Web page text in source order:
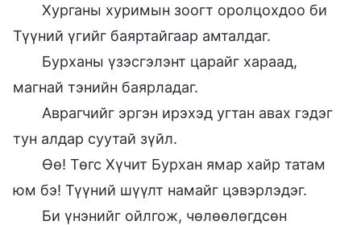
Хурганы хуримын зоогт оролцохдоо би
Түүний үгийг баяртайгаар амталдаг.
Бурханы үзэсгэлэнт царайг хараад,
магнай тэнийн баярладаг.
Аврагчийг эргэн ирэхэд угтан авах гэдэг
тун алдар суутай зүйл.
Өө! Төгс Хүчит Бурхан ямар хайр татам
юм бэ! Түүний шүүлт намайг цэвэрлэдэг.
Би үнэнийг ойлгож, чөлөөлөгдсөн